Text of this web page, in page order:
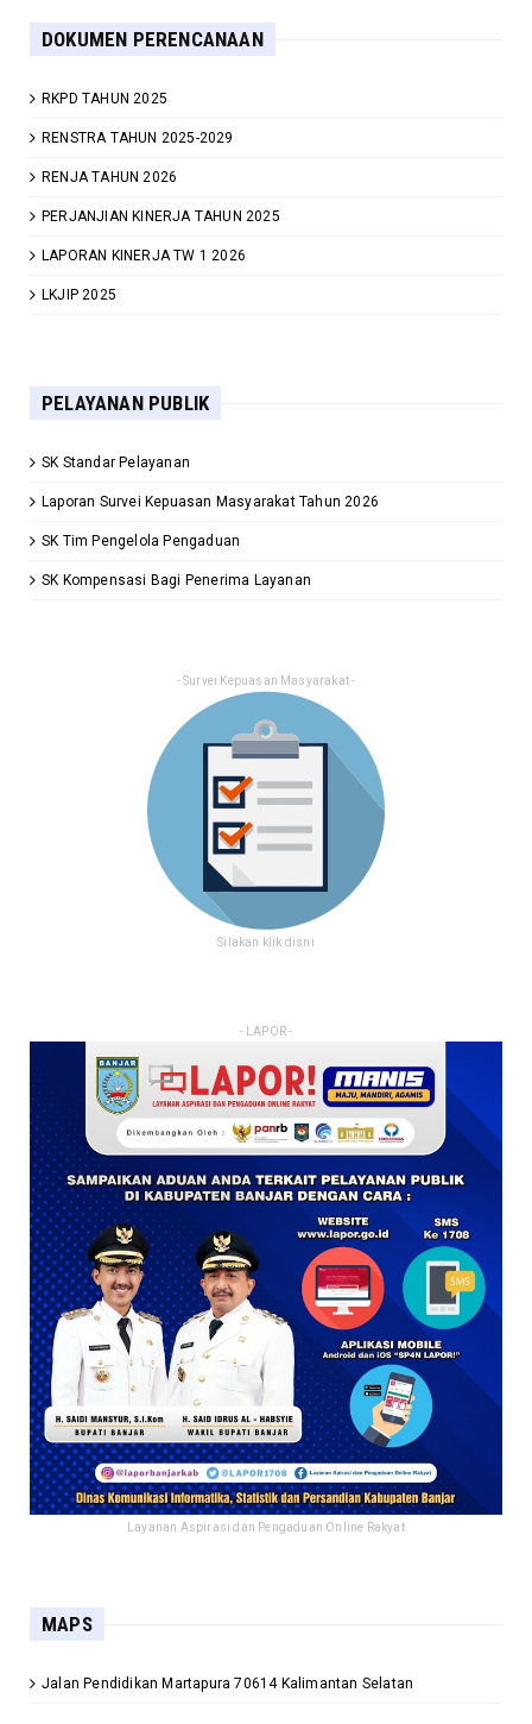
DOKUMEN PERENCANAAN
RKPD TAHUN 2025
RENSTRA TAHUN 2025-2029
RENJA TAHUN 2026
PERJANJIAN KINERJA TAHUN 2025
LAPORAN KINERJA TW 1 2026
LKJIP 2025
PELAYANAN PUBLIK
SK Standar Pelayanan
Laporan Survei Kepuasan Masyarakat Tahun 2026
SK Tim Pengelola Pengaduan
SK Kompensasi Bagi Penerima Layanan
- Survei Kepuasan Masyarakat -
Silakan klik disni
- LAPOR -
Layanan Aspirasi dan Pengaduan Online Rakyat
MAPS
Jalan Pendidikan Martapura 70614 Kalimantan Selatan